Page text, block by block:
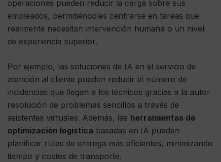
operaciones pueden reducir la carga sobre sus
empleados, permitiéndoles centrarse en tareas que
realmente necesitan intervención humana o un nivel
de experiencia superior.
Por ejemplo, las soluciones de IA en el servicio de
atención al cliente pueden reducir el número de
incidencias que llegan a los técnicos gracias a la autor
resolución de problemas sencillos a través de
asistentes virtuales. Además, las herramientas de
optimización logística basadas en IA pueden
planificar rutas de entrega más eficientes, minimizando
tiempo y costes de transporte.